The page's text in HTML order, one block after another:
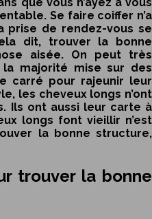
Se faire coiffer n’a
prise de rendez-vous se
dit, trouver la bonne
aisée. On peut très
majorité mise sur des
carré pour rajeunir leur
les cheveux longs n’ont
Ils ont aussi leur carte à
longs font vieillir n’est
la bonne structure,
trouver la bonne